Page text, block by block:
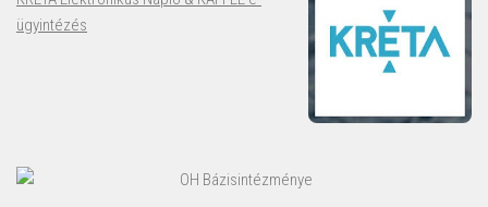
ügyintézés
OH Bázisintézménye